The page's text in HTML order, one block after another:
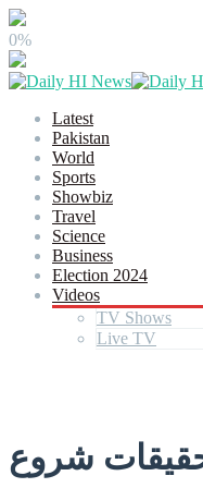
0%
Latest
Pakistan
World
Sports
Showbiz
Travel
Science
Business
Election 2024
Videos
TV Shows
Live TV
شروع